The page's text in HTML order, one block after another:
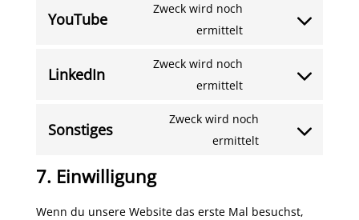
YouTube
Zweck wird noch
ermittelt
LinkedIn
Zweck wird noch
ermittelt
service
linkedin
Sonstiges
Zweck wird noch
ermittelt
Consent
sonstiges
7. Einwilligung
Wenn du unsere Website das erste Mal besuchst,